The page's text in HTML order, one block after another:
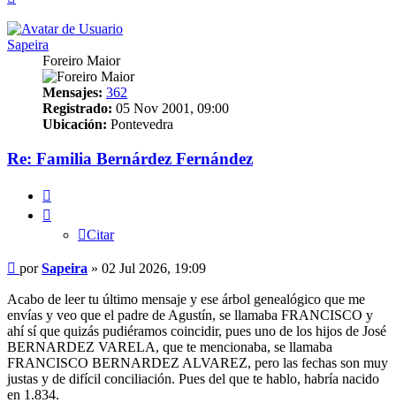
Sapeira
Foreiro Maior
Mensajes: 362
Registrado: 05 Nov 2001, 09:00
Ubicación: Pontevedra
Re: Familia Bernárdez Fernández
Citar
Mensaje
porSapeira » 02 Jul 2026, 19:09
Acabo de leer tu último mensaje y ese árbol genealógico que me
envías y veo que el padre de Agustín, se llamaba FRANCISCO y
ahí sí que quizás pudiéramos coincidir, pues uno de los hijos de José
BERNARDEZ VARELA, que te mencionaba, se llamaba
FRANCISCO BERNARDEZ ALVAREZ, pero las fechas son muy
justas y de difícil conciliación. Pues del que te hablo, habría nacido
en 1.834.